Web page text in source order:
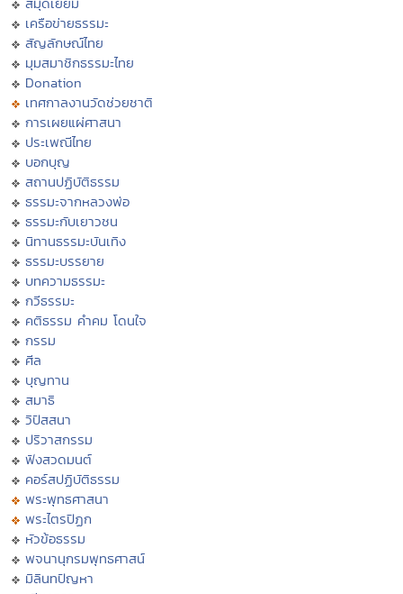
เครือข่ายธรรมะ
สัญลักษณ์ไทย
มุมสมาชิกธรรมะไทย
Donation
เทศกาลงานวัดช่วยชาติ
การเผยแผ่ศาสนา
ประเพณีไทย
บอกบุญ
สถานปฏิบัติธรรม
ธรรมะจากหลวงพ่อ
ธรรมะกับเยาวชน
นิทานธรรมะบันเทิง
ธรรมะบรรยาย
บทความธรรมะ
กวีธรรมะ
คติธรรม คำคม โดนใจ
กรรม
ศีล
บุญทาน
สมาธิ
วิปัสสนา
ปริวาสกรรม
ฟังสวดมนต์
คอร์สปฏิบัติธรรม
พระพุทธศาสนา
พระไตรปิฏก
หัวข้อธรรม
พจนานุกรมพุทธศาสน์
มิลินทปัญหา